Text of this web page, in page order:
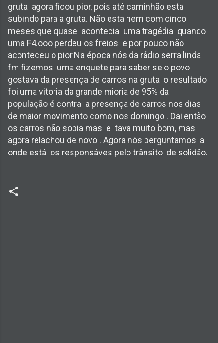
gruta agora ficou pior, pois até caminhão esta
subindo para a gruta. Não esta nem com cinco
meses que quase acontecia uma tragédia quando
uma F4.ooo perdeu os freios e por pouco não
aconteceu o pior.Na época nós da rádio serra linda
fm fizemos uma enquete para saber se o povo
gostava da presença de carros na gruta o resultado
foi uma vitoria da grande mioria de 95% da
população é contra a presença de carros nos dias
de maior movimento como nos domingo . Dai então
os carros não sobia mas e tava muito bom, mas
agora relachou de novo . Agora nós perguntamos a
onde está os responsáves pelo trânsito de solidão.